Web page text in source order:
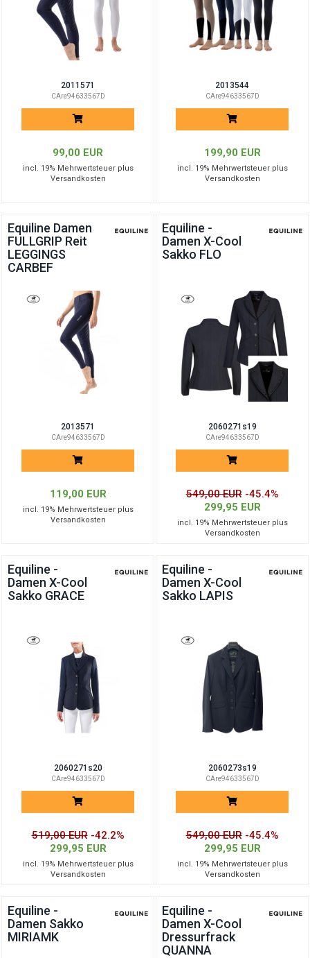
2011571
CAre94633567D
99,00 EUR
incl. 19% Mehrwertsteuer plus
Versandkosten
2013544
CAre94633567D
199,90 EUR
incl. 19% Mehrwertsteuer plus
Versandkosten
Equiline Damen
FULLGRIP Reit
LEGGINGS
CARBEF
2013571
CAre94633567D
119,00 EUR
incl. 19% Mehrwertsteuer plus
Versandkosten
Equiline -
Damen X-Cool
Sakko FLO
2060271s19
CAre94633567D
549,00 EUR -45.4%
299,95 EUR
incl. 19% Mehrwertsteuer plus
Versandkosten
Equiline -
Damen X-Cool
Sakko GRACE
2060271s20
CAre94633567D
519,00 EUR -42.2%
299,95 EUR
incl. 19% Mehrwertsteuer plus
Versandkosten
Equiline -
Damen X-Cool
Sakko LAPIS
2060273s19
CAre94633567D
549,00 EUR -45.4%
299,95 EUR
incl. 19% Mehrwertsteuer plus
Versandkosten
Equiline -
Damen Sakko
MIRIAMK
Equiline -
Damen X-Cool
Dressurfrack
QUANNA